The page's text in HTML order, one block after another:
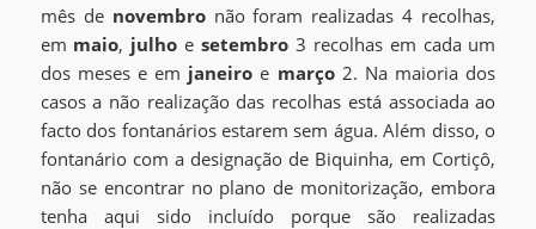
mês de novembronão foram realizadas 4 recolhas,
em maio, julho esetembro 3 recolhas em cada um
dos meses e em janeiro e março2. Na maioria dos
casos a não realização das recolhas está associada ao
facto dos fontanários estarem sem água. Além disso, o
fontanário com a designação de Biquinha, em Cortiçô,
não se encontrar no plano de monitorização, embora
tenha aqui sido incluído porque são realizadas